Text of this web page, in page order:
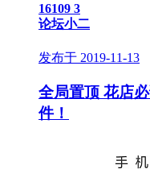
16109 3
论坛小二
发布于 2019-11-13
全局置顶 花店
件！